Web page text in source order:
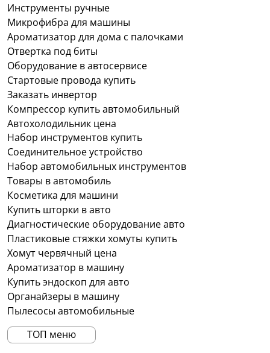
вспомогательные аксессуары.
Среди наиболее востребованного оборудования
для мойки можно выделить:
мойки высокого давления, удаляющие стойкие
загрязнения;
помповые распылители, наносящие активную
пену и автохимию;
триггерные распылители, предназначенные для
локальной обработки поверхностей;
сменные водяные фильтры, защищающие
оборудование;
вращающиеся щетки, обеспечивающие
деликатную очистку;
турбонасадки, усиливающие моющий эффект.
Такой набор позволяет организовать
полноценный процесс обслуживания легковых
автомобилей, коммерческого транспорта и
специализированной техники. При
необходимости клиенты могут купить
оборудование для мойки автомобилей как
отдельными позициями, так и в составе
комплексного оснащения.
Инструменты ручные
Микрофибра для машины
Ароматизатор для дома с палочками
Отвертка под биты
Оборудование в автосервисе
Стартовые провода купить
Заказать инвертор
Компрессор купить автомобильный
Автохолодильник цена
Набор инструментов купить
Соединительное устройство
Набор автомобильных инструментов
Товары в автомобиль
Косметика для машини
Купить шторки в авто
Диагностические оборудование авто
Пластиковые стяжки хомуты купить
Хомут червячный цена
Ароматизатор в машину
Купить эндоскоп для авто
Органайзеры в машину
Пылесосы автомобильные
ТОП меню